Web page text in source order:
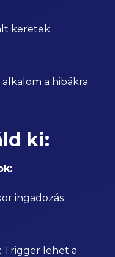
keretek
alkalom a hibákra
ki:
ingadozás
: Trigger lehet a